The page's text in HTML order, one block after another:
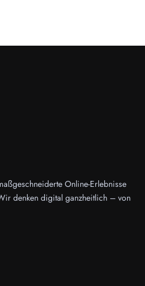
Online-Erlebnisse
denken digital ganzheitlich – von